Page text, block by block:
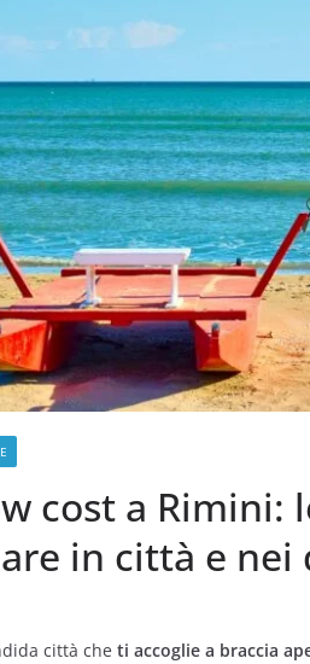
cost a
in città e nei
città che ti accoglie a braccia